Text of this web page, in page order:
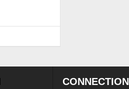
CONNECTION